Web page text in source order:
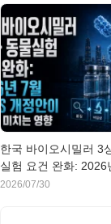
한국 바이오시밀러 3
실험 요건 완화: 2026
MFDS 개정안이 기업
2026/07/30